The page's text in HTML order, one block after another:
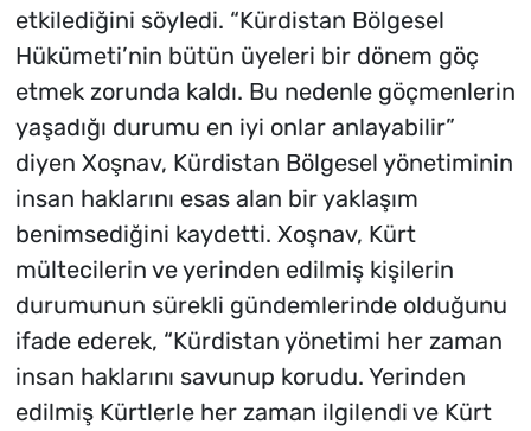
etkilediğini söyledi. “Kürdistan Bölgesel
Hükümeti’nin bütün üyeleri bir dönem göç
etmek zorunda kaldı. Bu nedenle göçmenlerin
yaşadığı durumu en iyi onlar anlayabilir”
diyen Xoşnav, Kürdistan Bölgesel yönetiminin
insan haklarını esas alan bir yaklaşım
benimsediğini kaydetti. Xoşnav, Kürt
mültecilerin ve yerinden edilmiş kişilerin
durumunun sürekli gündemlerinde olduğunu
ifade ederek, “Kürdistan yönetimi her zaman
insan haklarını savunup korudu. Yerinden
edilmiş Kürtlerle her zaman ilgilendi ve Kürt